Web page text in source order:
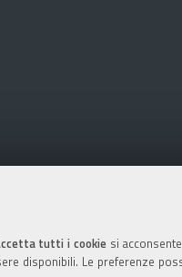
tutti i cookiesi
disponibili. Le preferenze